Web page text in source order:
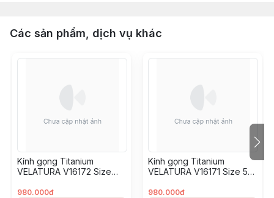
Các sản phẩm, dịch vụ khác
Kính gọng Titanium
VELATURA V16172 Size
980.000đ
Kính gọng Titanium
VELATURA V16171 Size 53-
980.000đ